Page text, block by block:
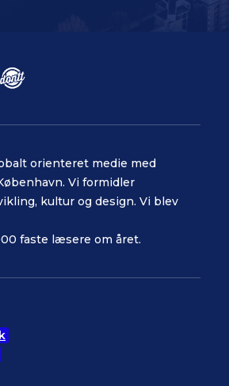
orienteret medie med
Vi formidler
kultur og design. Vi blev
faste læsere om året.